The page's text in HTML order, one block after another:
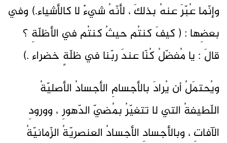
وإنّما عُبّرَ عنهُ بذلكَ ، لأنّهُ شيءٌ لا كالأشياء.) وفي
بعضِها : ( كيفَ كنتُم حيثُ كنتُم في الأظلّةِ ؟
قالَ : يا مُفضّلُ كُنّا عندَ ربّنا في ظلّةٍ خضراء .)
ويُحتمَلُ أن يُرادَ بالأجسامِ الأجسادُ الأصليّةُ
اللّطيفةُ التي لا تتغيّرُ بمُضيّ الدّهورِ ، وورودِ
الآفاتِ ، وبالأجسادِ الأجسادُ العنصريّةُ الزّمانيّةُ